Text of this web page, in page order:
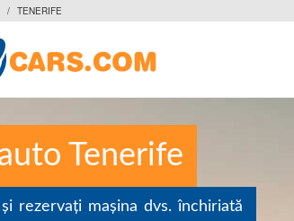
/ TENERIFE
Tenerife
rezervaţi maşina dvs. închiriată